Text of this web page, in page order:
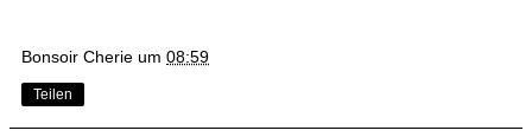
Bonsoir Cherie um 08:59
Teilen